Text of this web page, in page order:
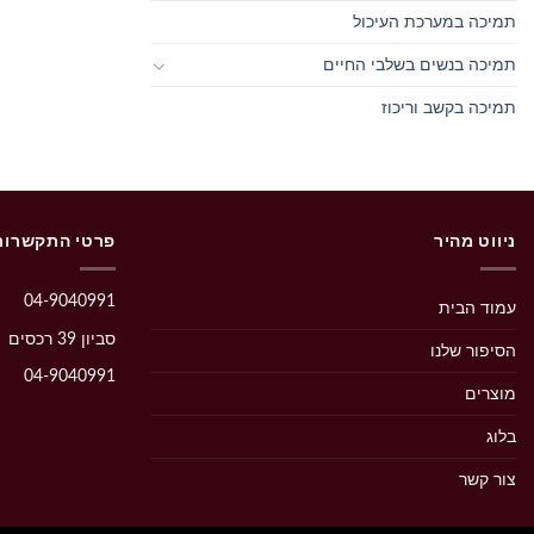
תמיכה במערכת העיכול
תמיכה בנשים בשלבי החיים
תמיכה בקשב וריכוז
ניווט מהיר
עמוד הבית
הסיפור שלנו
מוצרים
בלוג
צור קשר
פרטי
04-9040991
סביון 39 רכסים‭
04-9040991